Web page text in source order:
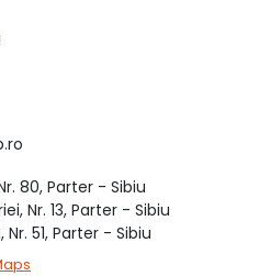
80, Parter - Sibiu
Nr. 13, Parter - Sibiu
51, Parter - Sibiu